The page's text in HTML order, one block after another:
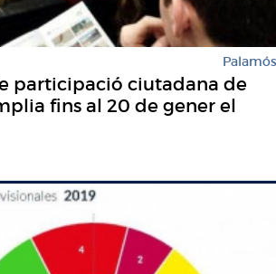
Palamós
participació ciutadana de
fins al 20 de gener el